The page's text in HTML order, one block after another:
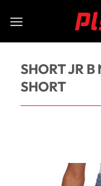
SHORT JR
SHORT